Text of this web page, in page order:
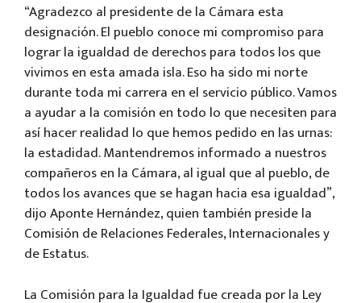
“Agradezco al presidente de la Cámara esta
designación. El pueblo conoce mi compromiso para
lograr la igualdad de derechos para todos los que
vivimos en esta amada isla. Eso ha sido mi norte
durante toda mi carrera en el servicio público. Vamos
a ayudar a la comisión en todo lo que necesiten para
así hacer realidad lo que hemos pedido en las urnas:
la estadidad. Mantendremos informado a nuestros
compañeros en la Cámara, al igual que al pueblo, de
todos los avances que se hagan hacia esa igualdad”,
dijo Aponte Hernández, quien también preside la
Comisión de Relaciones Federales, Internacionales y
de Estatus.
La Comisión para la Igualdad fue creada por la Ley